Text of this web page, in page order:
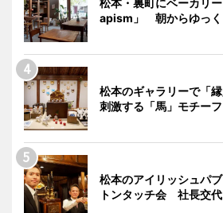
apism」 朝からゆっく
松本のギャラリーで「
刺激する「馬」モチー
松本のアイリッシュパ
トンタッチ会 社長交